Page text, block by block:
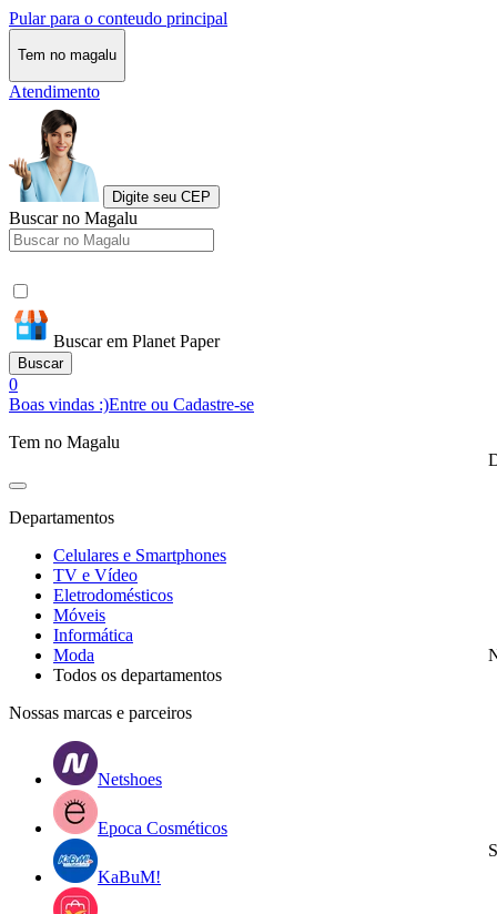
Pular para o conteudo principal
Tem no magalu
Atendimento
Digite seu CEP
Buscar no Magalu
Buscar em Planet Paper
Buscar
0
Boas vindas :)Entre ou Cadastre-se
Tem no Magalu
Departamentos
Celulares e Smartphones
TV e Vídeo
Eletrodomésticos
Móveis
Informática
Moda
Todos os departamentos
Nossas marcas e parceiros
Netshoes
Epoca Cosméticos
KaBuM!